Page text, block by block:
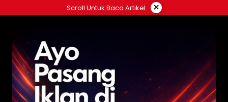
ke
Scroll Untuk Baca Artikel ×